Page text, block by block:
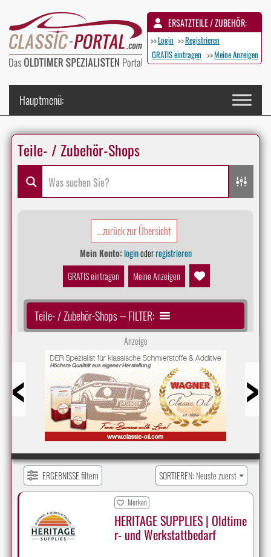
ERSATZTEILE / ZUBEHÖR:
>>Login >>Registrieren
GRATIS eintragen >>Meine Anzeigen
Teile- / Zubehör-Shops
...zurück zur Übersicht
Mein Konto:loginoderregistrieren
GRATIS eintragen
Meine Anzeigen
Teile- / Zubehör-Shops -- FILTER:
Anzeige
ERGEBNISSE filtern SORTIEREN: Neuste zuerst
Merken
HERITAGE SUPPLIES | Oldtime
r- und Werkstattbedarf